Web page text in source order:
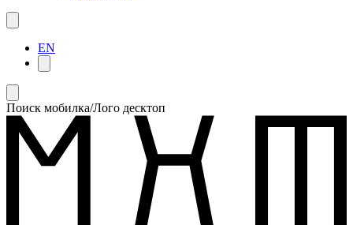
EN
Поиск мобилка/Лого десктоп